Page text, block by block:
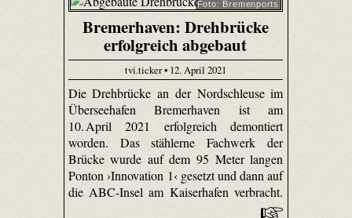
Foto: Bremenports
Bremerhaven: Drehbrücke
erfolgreich abgebaut
tvi.ticker • 12. April 2021
Die Drehbrücke an der Nordschleuse im
Überseehafen Bremerhaven ist am
10. April 2021 erfolgreich demontiert
worden. Das stählerne Fachwerk der
Brücke wurde auf dem 95 Meter langen
Ponton ›Innovation 1‹ gesetzt und dann auf
die ABC-Insel am Kaiserhafen verbracht.